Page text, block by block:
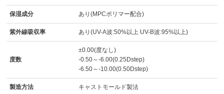
保湿成分 あり(MPCポリマー配合)
紫外線吸収率 あり(UV-A波:50%以上 UV-B波:95%以上)
度数
±0.00(度なし)
-0.50～-6.00(0.25Dstep)
-6.50～-10.00(0.50Dstep)
製造方法 キャストモールド製法